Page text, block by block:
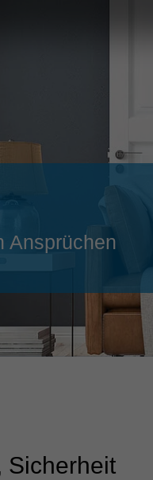
日本語
english
Ansprüchen
Sicherheit